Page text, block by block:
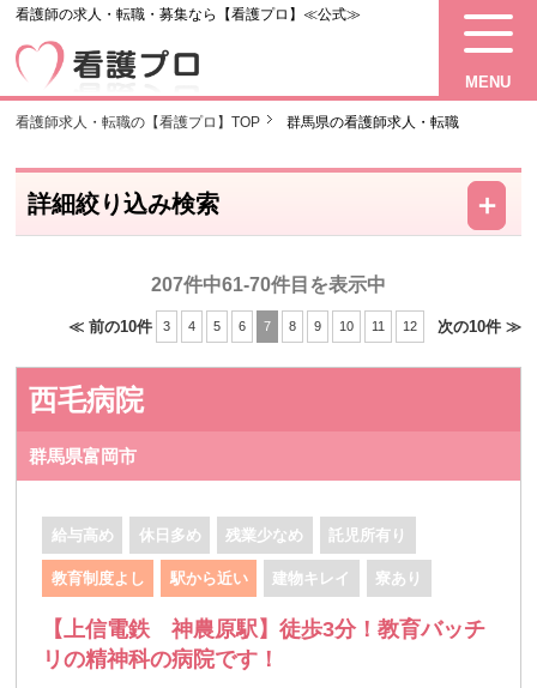
看護師の求人・転職・募集なら【看護プロ】≪公式≫
MENU
看護師求人・転職の【看護プロ】TOP 群馬県の看護師求人・転職
詳細絞り込み検索 －
＋
207件中61-70件目を表示中
≪ 前の10件 3 4 5 6 7 8 9 10 11 12 次の10件 ≫
西毛病院
群馬県富岡市
給与高め 休日多め 残業少なめ 託児所有り
教育制度よし 駅から近い 建物キレイ 寮あり
【上信電鉄 神農原駅】徒歩3分！教育バッチ
リの精神科の病院です！